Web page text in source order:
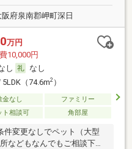
阪府泉南郡岬町深日
万円
10,000円
し
なし
5LDK（74.6m2）
金なし
ファミリー
ト相談可 角部屋
変更なしでペット（大型
などもなんでもご相談下さ